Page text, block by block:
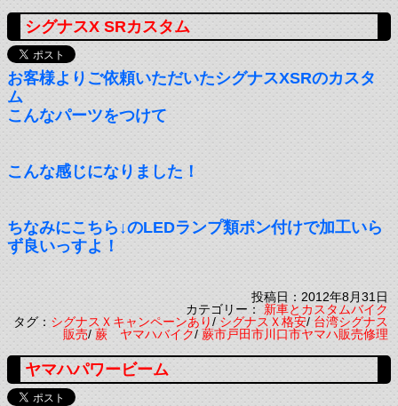
シグナスX SRカスタム
お客様よりご依頼いただいたシグナスXSRのカスタ
ム
こんなパーツをつけて
こんな感じになりました！
ちなみにこちら↓のLEDランプ類ポン付けで加工いら
ず良いっすよ！
投稿日：2012年8月31日
カテゴリー：新車とカスタムバイク
タグ：シグナスＸキャンペーンあり/シグナスＸ格安/台湾シグナス
販売/蕨 ヤマハバイク/蕨市戸田市川口市ヤマハ販売修理
ヤマハパワービーム